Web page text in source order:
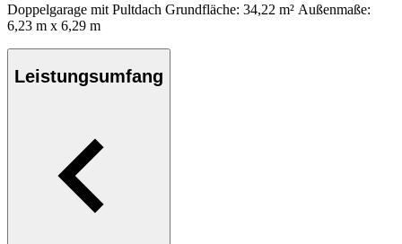
Doppelgarage mit Pultdach Grundfläche: 34,22 m² Außenmaße:
6,23 m x 6,29 m
Leistungsumfang